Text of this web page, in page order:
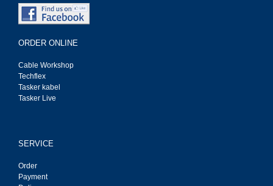
ORDER ONLINE
Cable Workshop
Techflex
Tasker kabel
Tasker Live
SERVICE
Order
Payment